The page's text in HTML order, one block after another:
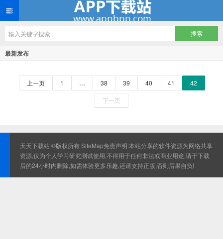
最新发布
上一页 1 … 38 39 40 41 42
下一页
天天下载站 ©版权所有SiteMap免责声明:本站分享的软件资源为网络共享
资源,仅为个人学习研究测试使用,不得用于任何非法或商业用途,请于下载
后的24小时内删除,如需体验更多乐趣,还请支持正版,否则后果自负!